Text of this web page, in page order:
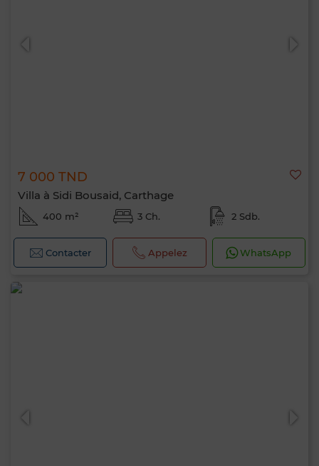
7 000 TND
Villa à Sidi Bousaid, Carthage
400 m² 3 Ch. 2 Sdb.
Contacter Appelez WhatsApp